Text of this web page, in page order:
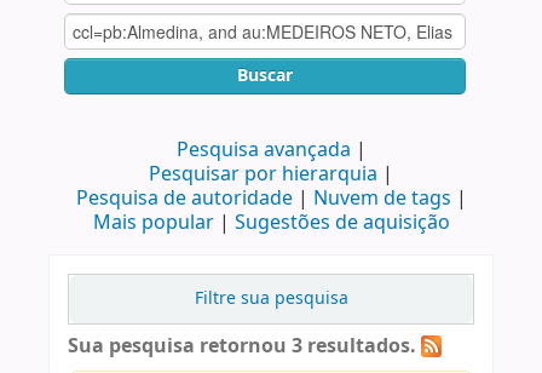
Buscar
Pesquisa avançada
Pesquisar por hierarquia
Pesquisa de autoridade
Nuvem de tags
Mais popular
Sugestões de aquisição
Filtre sua pesquisa
Sua pesquisa retornou 3 resultados.